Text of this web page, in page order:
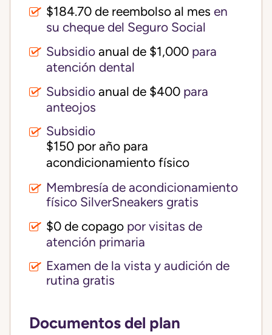
$184.70 de reembolso al mes en
su cheque del Seguro Social
Subsidio anual de $1,000 para
atención dental
Subsidio anual de $400 para
anteojos
Subsidio
$150 por año para
acondicionamiento físico
Membresía de acondicionamiento
físico SilverSneakers gratis
$0 de copago por visitas de
atención primaria
Examen de la vista y audición de
rutina gratis
Documentos del plan